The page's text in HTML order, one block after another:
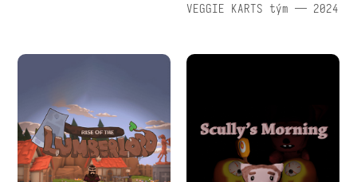
VEGGIE KARTS tým — 2024